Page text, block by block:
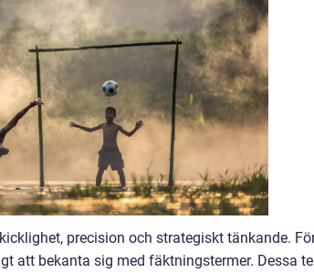
precision och strategiskt tänkande.
att bekanta sig med fäktningstermer. Dessa